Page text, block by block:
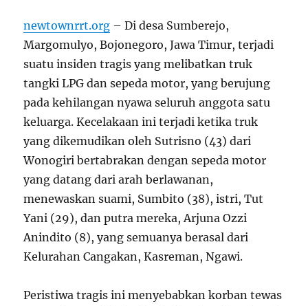
newtownrrt.org – Di desa Sumberejo,
Margomulyo, Bojonegoro, Jawa Timur, terjadi
suatu insiden tragis yang melibatkan truk
tangki LPG dan sepeda motor, yang berujung
pada kehilangan nyawa seluruh anggota satu
keluarga. Kecelakaan ini terjadi ketika truk
yang dikemudikan oleh Sutrisno (43) dari
Wonogiri bertabrakan dengan sepeda motor
yang datang dari arah berlawanan,
menewaskan suami, Sumbito (38), istri, Tut
Yani (29), dan putra mereka, Arjuna Ozzi
Anindito (8), yang semuanya berasal dari
Kelurahan Cangakan, Kasreman, Ngawi.
Peristiwa tragis ini menyebabkan korban tewas